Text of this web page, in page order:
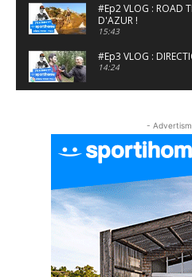
#Ep2 VLOG : ROAD
D'AZUR !
15:43
#Ep3 VLOG :
14:24
#EP6 VLOG : SKI &
ALPES
#EP7 VLOG : DE LA
DU BEAUFORTAIN
04:09
#Ep8 VLOG :
BASSIN
09:04
-